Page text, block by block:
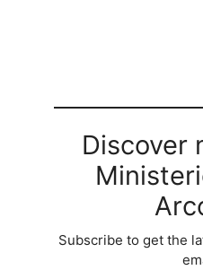
Discover
Subscribe to get the